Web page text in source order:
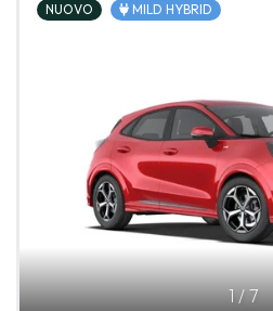
1/7
NUOVO MILD HYBRID